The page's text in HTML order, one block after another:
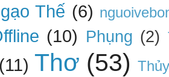
Thế (6)
(10) Phụng (2)
(11) Thơ (53)